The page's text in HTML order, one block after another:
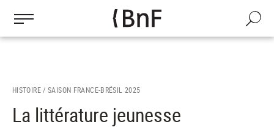
contenu
Recherche
HISTOIRE / SAISON FRANCE-BRÉSIL 2025
La littérature jeunesse